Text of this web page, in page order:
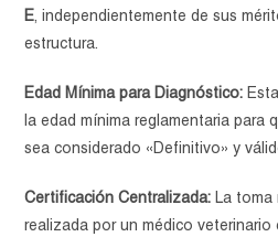
E, independientemente de sus
estructura.
Edad Mínima para Diagnóstico:
la edad mínima reglamentaria para
sea considerado «Definitivo» y
Certificación Centralizada: La toma
realizada por un médico